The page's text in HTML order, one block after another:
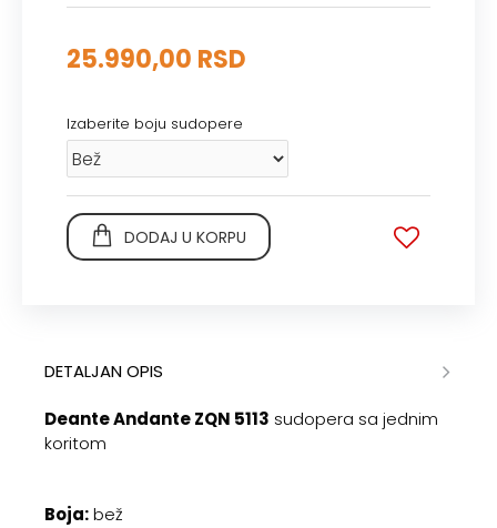
25.990,00 RSD
Izaberite boju sudopere
DODAJ U KORPU
DETALJAN OPIS
Deante Andante ZQN 5113 sudopera sa jednim
koritom
Boja:bež